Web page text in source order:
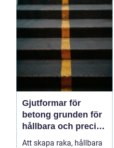
byggnader. Samtidigt ...
Gjutformar för
betong grunden för
hållbara och precisa
konstruktioner
Att skapa raka, hållbara